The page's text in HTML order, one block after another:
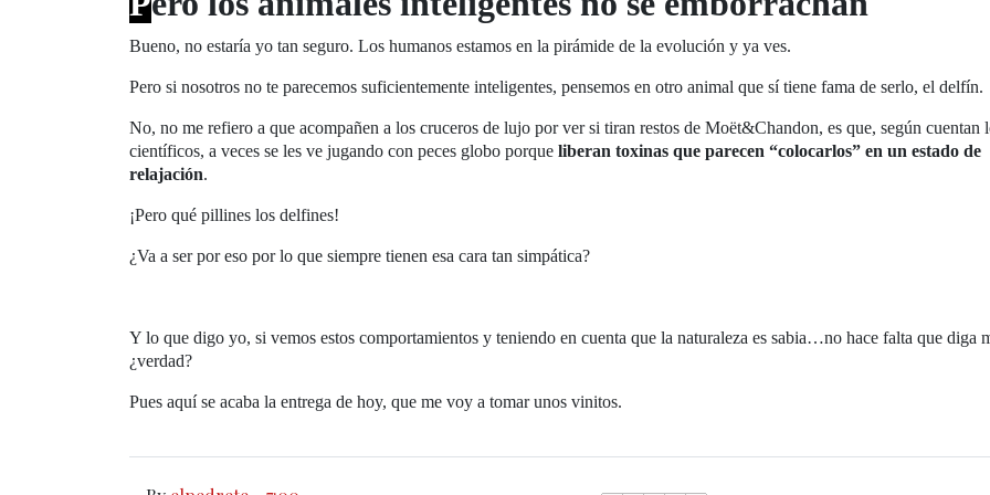
Bueno, no estaría yo tan seguro. Los humanos estamos en la pirámide de la evolución y ya ves.
Pero si nosotros no te parecemos suficientemente inteligentes, pensemos en otro animal que sí tiene fama de serlo, el delfín.
No, no me refiero a que acompañen a los cruceros de lujo por ver si tiran restos de Moët&Chandon, es que, según cuentan
científicos, a veces se les ve jugando con peces globo porque liberan toxinas que parecen “colocarlos” en un estado de
relajación.
¡Pero qué pillines los delfines!
¿Va a ser por eso por lo que siempre tienen esa cara tan simpática?
Y lo que digo yo, si vemos estos comportamientos y teniendo en cuenta que la naturaleza es sabia…no hace falta que diga
¿verdad?
Pues aquí se acaba la entrega de hoy, que me voy a tomar unos vinitos.